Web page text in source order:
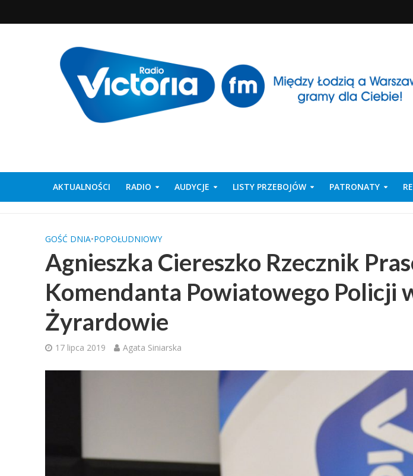
AKTUALNOŚCI RADIO AUDYCJE LISTY PRZEBOJÓW PATRONATY
GOŚĆ DNIA•POPOŁUDNIOWY
Agnieszka Ciereszko Rzecznik
Komendanta Powiatowego Policji
Żyrardowie
17 lipca 2019 Agata Siniarska